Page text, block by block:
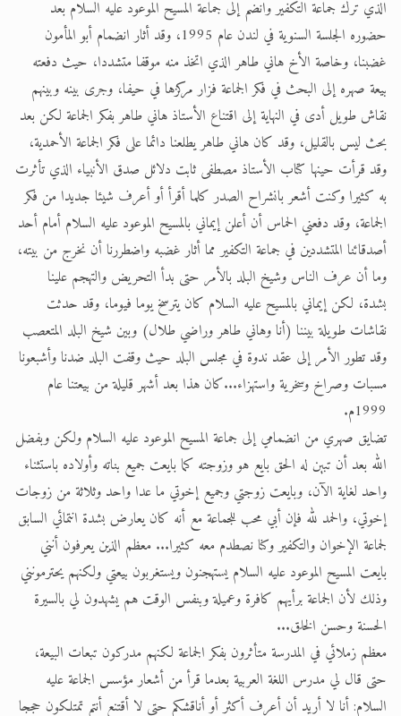
الذي ترك جماعة التكفير وانضم إلى جماعة المسيح الموعود عليه السلام بعد
حضوره الجلسة السنوية في لندن عام 1995، وقد أثار انضمام أبو المأمون
غضبنا، وخاصة الأخ هاني طاهر الذي اتخذ منه موقفا متشددا، حيث دفعته
بيعة صهره إلى البحث في فكر الجماعة فزار مركزها في حيفا، وجرى بينه وبينهم
نقاش طويل أدى في النهاية إلى اقتناع الأستاذ هاني طاهر بفكر الجماعة لكن بعد
بحث ليس بالقليل، وقد كان هاني طاهر يطلعنا دائما على فكر الجماعة الأحمدية،
وقد قرأت حينها كتاب الأستاذ مصطفى ثابت دلائل صدق الأنبياء الذي تأثرت
به كثيرا وكنت أشعر بانشراح الصدر كلما أقرأ أو أعرف شيئا جديدا من فكر
الجماعة، وقد دفعني الحماس أن أعلن إيماني بالمسيح الموعود عليه السلام أمام أحد
أصدقائنا المتشددين في جماعة التكفير مما أثار غضبه واضطررنا أن نخرج من بيته،
وما أن عرف الناس وشيخ البلد بالأمر حتى بدأ التحريض والتهجم علينا
بشدة، لكن إيماني بالمسيح عليه السلام كان يترسخ يوما فيوما، وقد حدثت
نقاشات طويلة بيننا (أنا وهاني طاهر وراضي طلال) وبين شيخ البلد المتعصب
وقد تطور الأمر إلى عقد ندوة في مجلس البلد حيث وقفت البلد ضدنا وأشبعونا
مسبات وصراخ وسخرية واستهزاء...كان هذا بعد أشهر قليلة من بيعتنا عام
1999م.
تضايق صهري من انضمامي إلى جماعة المسيح الموعود عليه السلام ولكن وبفضل
الله بعد أن تبين له الحق بايع هو وزوجته كما بايعت جميع بناته وأولاده باستثناء
واحد لغاية الآن، وبايعت زوجتي وجميع إخوتي ما عدا واحد وثلاثة من زوجات
إخوتي، والحمد لله فإن أبي محب للجماعة مع أنه كان يعارض بشدة انتمائي السابق
لجماعة الإخوان والتكفير وكنا نصطدم معه كثيرا... معظم الذين يعرفون أنني
بايعت المسيح الموعود عليه السلام يستهجنون ويستغربون بيعتي ولكنهم يحترمونني
وذلك لأن الجماعة برأيهم كافرة وعميلة وبنفس الوقت هم يشهدون لي بالسيرة
الحسنة وحسن الخلق...
معظم زملائي في المدرسة متأثرون بفكر الجماعة لكنهم مدركون تبعات البيعة،
حتى قال لي مدرس اللغة العربية بعدما قرأ من أشعار مؤسس الجماعة عليه
السلام: أنا لا أريد أن أعرف أكثر أو أناقشكم حتى لا أقتنع أنتم تمتلكون حججا